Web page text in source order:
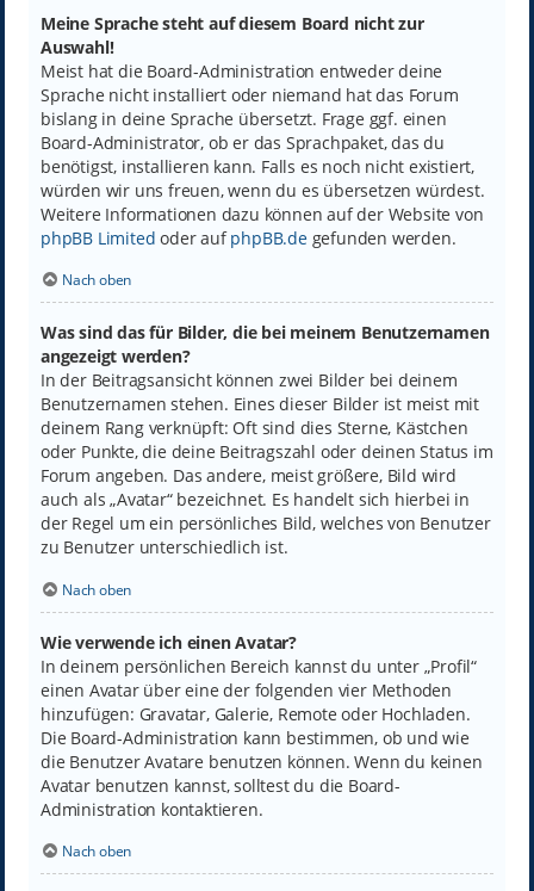
Meine Sprache steht auf diesem Board nicht zur
Auswahl!
Meist hat die Board-Administration entweder deine
Sprache nicht installiert oder niemand hat das Forum
bislang in deine Sprache übersetzt. Frage ggf. einen
Board-Administrator, ob er das Sprachpaket, das du
benötigst, installieren kann. Falls es noch nicht existiert,
würden wir uns freuen, wenn du es übersetzen würdest.
Weitere Informationen dazu können auf der Website von
phpBB Limited oder aufphpBB.degefunden werden.
Nach oben
Was sind das für Bilder, die bei meinem Benutzernamen
angezeigt werden?
In der Beitragsansicht können zwei Bilder bei deinem
Benutzernamen stehen. Eines dieser Bilder ist meist mit
deinem Rang verknüpft: Oft sind dies Sterne, Kästchen
oder Punkte, die deine Beitragszahl oder deinen Status im
Forum angeben. Das andere, meist größere, Bild wird
auch als „Avatar“ bezeichnet. Es handelt sich hierbei in
der Regel um ein persönliches Bild, welches von Benutzer
zu Benutzer unterschiedlich ist.
Nach oben
Wie verwende ich einen Avatar?
In deinem persönlichen Bereich kannst du unter „Profil“
einen Avatar über eine der folgenden vier Methoden
hinzufügen: Gravatar, Galerie, Remote oder Hochladen.
Die Board-Administration kann bestimmen, ob und wie
die Benutzer Avatare benutzen können. Wenn du keinen
Avatar benutzen kannst, solltest du die Board-
Administration kontaktieren.
Nach oben